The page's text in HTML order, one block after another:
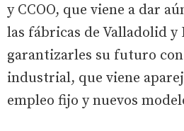
y CCOO, que viene a dar
las fábricas de Valladolid y
garantizarles su futuro
industrial, que viene
empleo fijo y nuevos